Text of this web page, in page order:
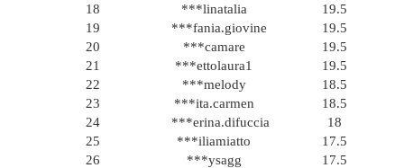
18
***linatalia
19.5
19
***fania.giovine
19.5
20
***camare
19.5
21
***ettolaura1
19.5
22
***melody
18.5
23
***ita.carmen
18.5
24
***erina.difuccia
18
25
***iliamiatto
17.5
26
***ysagg
17.5